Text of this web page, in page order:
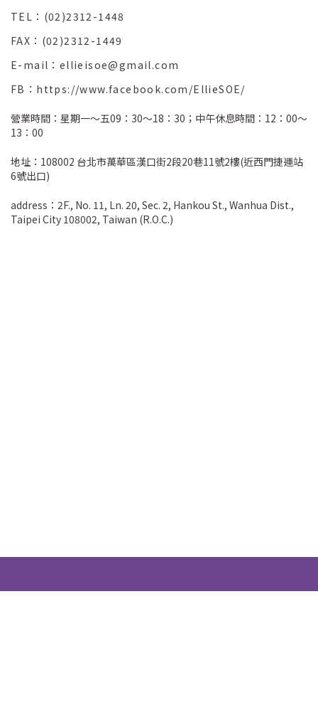
TEL：(02)2312-1448
FAX：(02)2312-1449
E-mail：ellieisoe@gmail.com
FB：https://www.facebook.com/EllieSOE/
營業時間：星期一～五09：30～18：30；中午休息時間：12：00～
13：00
地址：108002 台北市萬華區漢口街2段20巷11號2樓(近西門捷運站
6號出口)
address：2F., No. 11, Ln. 20, Sec. 2, Hankou St., Wanhua Dist.,
Taipei City 108002, Taiwan (R.O.C.)